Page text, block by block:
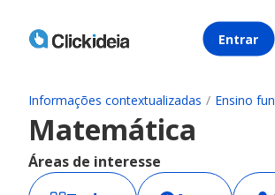
Entrar
Informações contextualizadas / Ensino
Matemática
Áreas de interesse